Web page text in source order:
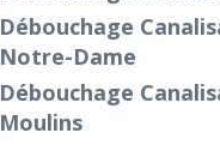
Débouchage
Notre-Dame
Débouchage
Moulins